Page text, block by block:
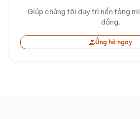
Giúp chúng tôi duy trì nền tảng
đồng.
Ủng hộ ngay